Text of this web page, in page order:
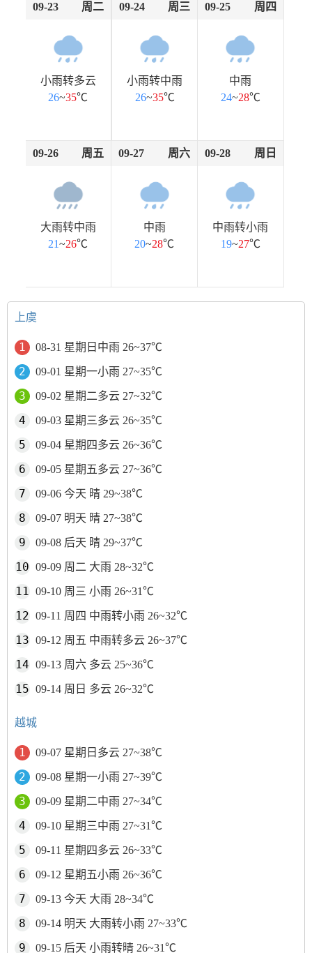
09-23 周二
小雨转多云
26~35℃
09-24 周三
小雨转中雨
26~35℃
09-25 周四
中雨
24~28℃
09-26 周五
大雨转中雨
21~26℃
09-27 周六
中雨
20~28℃
09-28 周日
中雨转小雨
19~27℃
上虞
08-31 星期日中雨 26~37℃
09-01 星期一小雨 27~35℃
09-02 星期二多云 27~32℃
09-03 星期三多云 26~35℃
09-04 星期四多云 26~36℃
09-05 星期五多云 27~36℃
09-06 今天 晴 29~38℃
09-07 明天 晴 27~38℃
09-08 后天 晴 29~37℃
09-09 周二 大雨 28~32℃
09-10 周三 小雨 26~31℃
09-11 周四 中雨转小雨 26~32℃
09-12 周五 中雨转多云 26~37℃
09-13 周六 多云 25~36℃
09-14 周日 多云 26~32℃
越城
09-07 星期日多云 27~38℃
09-08 星期一小雨 27~39℃
09-09 星期二中雨 27~34℃
09-10 星期三中雨 27~31℃
09-11 星期四多云 26~33℃
09-12 星期五小雨 26~36℃
09-13 今天 大雨 28~34℃
09-14 明天 大雨转小雨 27~33℃
09-15 后天 小雨转晴 26~31℃